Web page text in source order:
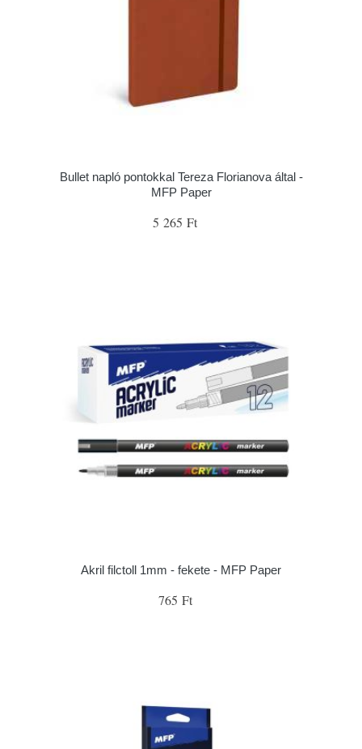
Bullet napló pontokkal Tereza Florianova által -
MFP Paper
5 265 Ft
Akril filctoll 1mm - fekete - MFP Paper
765 Ft